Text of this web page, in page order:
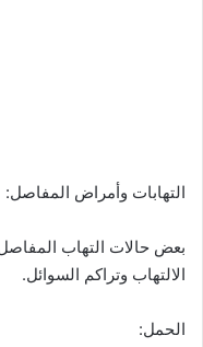
التهابات وأمراض المفاصل:
بعض حالات التهاب
الالتهاب وتراكم السوائل.
الحمل: